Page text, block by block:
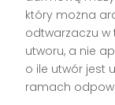
który można
odtwarzaczu w
utworu, a nie
o ile utwór jest
ramach